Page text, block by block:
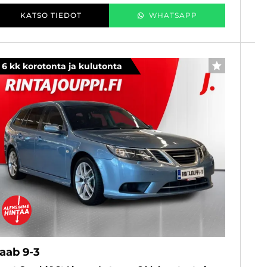
KATSO TIEDOT WHATSAPP
6 kk korotonta ja kulutonta SUOSIKKI
9-3